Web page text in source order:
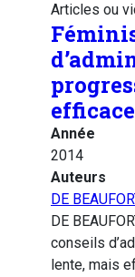
Articles ou
efficace
Année
2014
Auteurs
DE
DE
conseils
lente, mais